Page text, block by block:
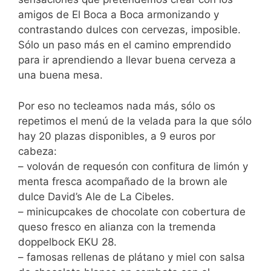
amigos de El Boca a Boca armonizando y
contrastando dulces con cervezas, imposible.
Sólo un paso más en el camino emprendido
para ir aprendiendo a llevar buena cerveza a
una buena mesa.
Por eso no tecleamos nada más, sólo os
repetimos el menú de la velada para la que sólo
hay 20 plazas disponibles, a 9 euros por
cabeza:
– volován de requesón con confitura de limón y
menta fresca acompañado de la brown ale
dulce David’s Ale de La Cibeles.
– minicupcakes de chocolate con cobertura de
queso fresco en alianza con la tremenda
doppelbock EKU 28.
– famosas rellenas de plátano y miel con salsa